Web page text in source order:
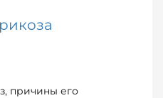
причины его